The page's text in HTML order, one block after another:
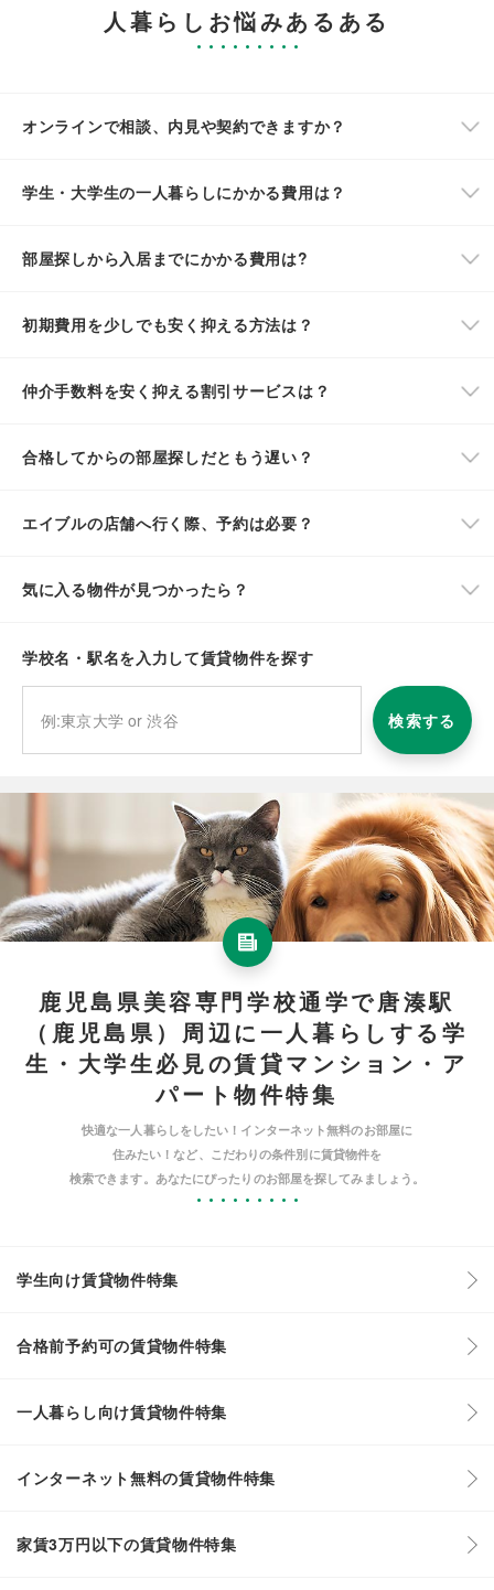
人暮らしお悩みあるある
オンラインで相談、内見や契約できますか？
学生・大学生の一人暮らしにかかる費用は？
部屋探しから入居までにかかる費用は?
初期費用を少しでも安く抑える方法は？
仲介手数料を安く抑える割引サービスは？
合格してからの部屋探しだともう遅い？
エイブルの店舗へ行く際、予約は必要？
気に入る物件が見つかったら？
学校名・駅名を入力して賃貸物件を探す
検索する
鹿児島県美容専門学校通学で唐湊駅
（鹿児島県）周辺に一人暮らしする学
生・大学生必見の賃貸マンション・ア
パート物件特集
快適な一人暮らしをしたい！インターネット無料のお部屋に
住みたい！など、こだわりの条件別に賃貸物件を
検索できます。あなたにぴったりのお部屋を探してみましょう。
学生向け賃貸物件特集
合格前予約可の賃貸物件特集
一人暮らし向け賃貸物件特集
インターネット無料の賃貸物件特集
家賃3万円以下の賃貸物件特集